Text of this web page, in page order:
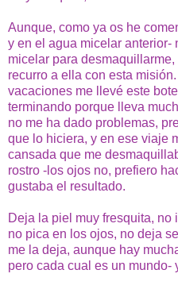
Aunque, como ya os he
y en el agua micelar anterior-
micelar para
recurro a ella con esta
vacaciones me llevé este
terminando porque lleva
no me ha dado problemas,
que lo hiciera, y en ese viaje
cansada que me
rostro -los ojos no, prefiero
gustaba el resultado.
Deja la piel muy fresquita, no
no pica en los ojos, no deja
me la deja, aunque hay
pero cada cual es un mundo-